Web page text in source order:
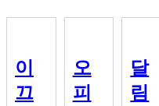
이
끄
오
피
달
림